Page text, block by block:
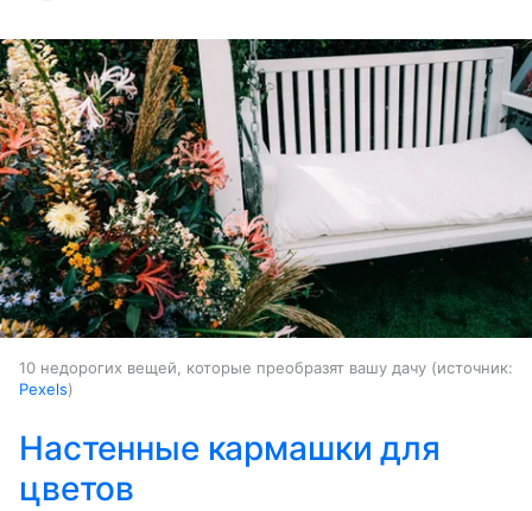
10 недорогих вещей, которые преобразят вашу дачу
источник:
Pexels
Настенные кармашки для
цветов